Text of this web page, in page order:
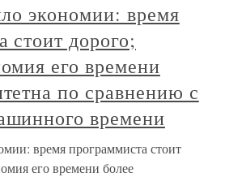
экономии: время
стоит дорого;
его времени
по сравнению с
времени
время программиста стоит
его времени более